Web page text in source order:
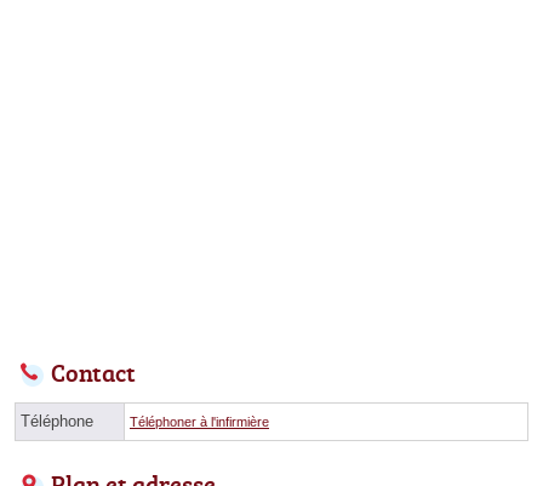
Contact
Téléphone Téléphoner à l'infirmière